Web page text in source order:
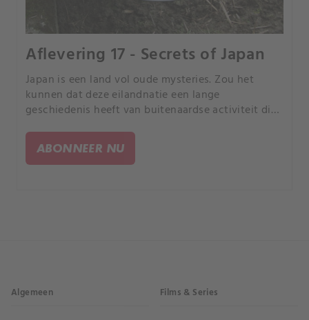
Aflevering 17 - Secrets of Japan
Japan is een land vol oude mysteries. Zou het
kunnen dat deze eilandnatie een lange
geschiedenis heeft van buitenaardse activiteit die
familie, zoals Oude Astronaut Theoretici beweren?.
ABONNEER NU
Algemeen Films & Series